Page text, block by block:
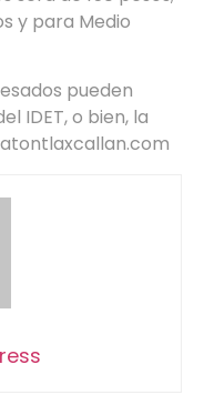
y para Medio
pueden
IDET, o bien, la